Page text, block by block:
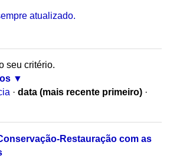
atualizado.
seu critério.
· data (mais recente primeiro) ·
Restauração com as